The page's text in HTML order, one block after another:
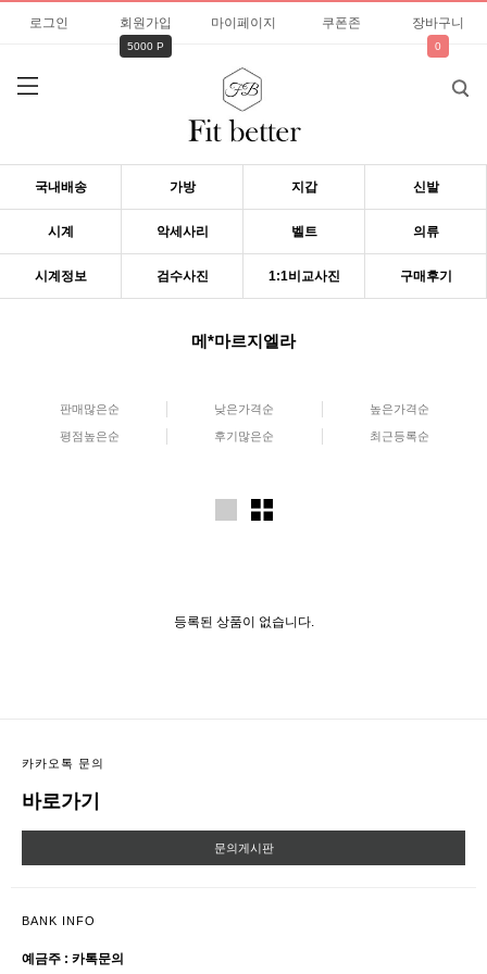
로그인 회원가입
5000 P
마이페이지 쿠폰존 장바구니
0
국내배송 가방 지갑 신발
시계 악세사리 벨트 의류
시계정보 검수사진 1:1비교사진 구매후기
메*마르지엘라
판매많은순 낮은가격순 높은가격순
평점높은순 후기많은순 최근등록순
등록된 상품이 없습니다.
카카오톡 문의
바로가기
문의게시판
BANK INFO
예금주 : 카톡문의